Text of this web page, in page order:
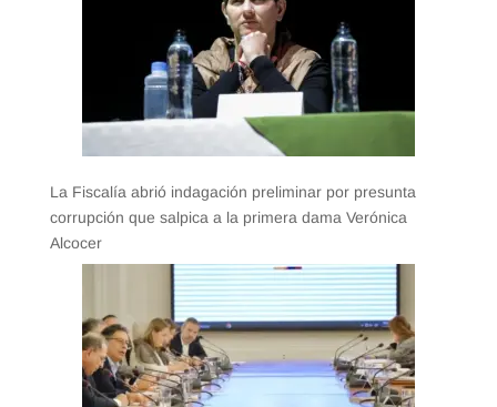
La Fiscalía abrió indagación preliminar por presunta
corrupción que salpica a la primera dama Verónica
Alcocer